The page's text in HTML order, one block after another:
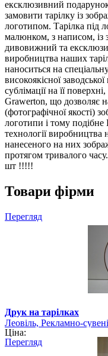
ексклюзивний
замовити тарілку із
логотипом. Тарілка під
малюнком, з написом, із
дивовижний та
виробництва наших
наноситься на
високоякісної
сублімації на її
Grawerton, що дозволяє
(фотографічної якості)
логотипи і тому
технології виробництва
нанесеного на них
протягом тривалого
шт !!!!!
Товари фірми
Перегляд
Друк на тарілках
Леовіль, Рекламно-
Ціна:
Перегляд